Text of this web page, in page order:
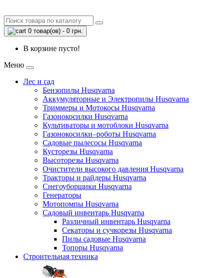
0 товар(ов) - 0 грн.
В корзине пусто!
Меню
Лес и сад
Бензопилы Husqvarna
Аккумуляторные и Электропилы Нusqvarna
Триммеры и Мотокосы Нusqvarna
Газонокосилки Husqvarna
Культиваторы и мотоблоки Husqvarna
Газонокосилки–роботы Husqvarna
Садовые пылесосы Husqvarna
Кусторезы Husqvarna
Высоторезы Husqvarna
Очистители высокого давления Husqvarna
Тракторы и райдеры Husqvarna
Снегоуборщики Husqvarna
Генераторы
Мотопомпы Husqvarna
Садовый инвентарь Husqvarna
Различный инвентарь Husqvarna
Секаторы и сучкорезы Husqvarna
Пилы садовые Husqvarna
Топоры Husqvarna
Строительная техника